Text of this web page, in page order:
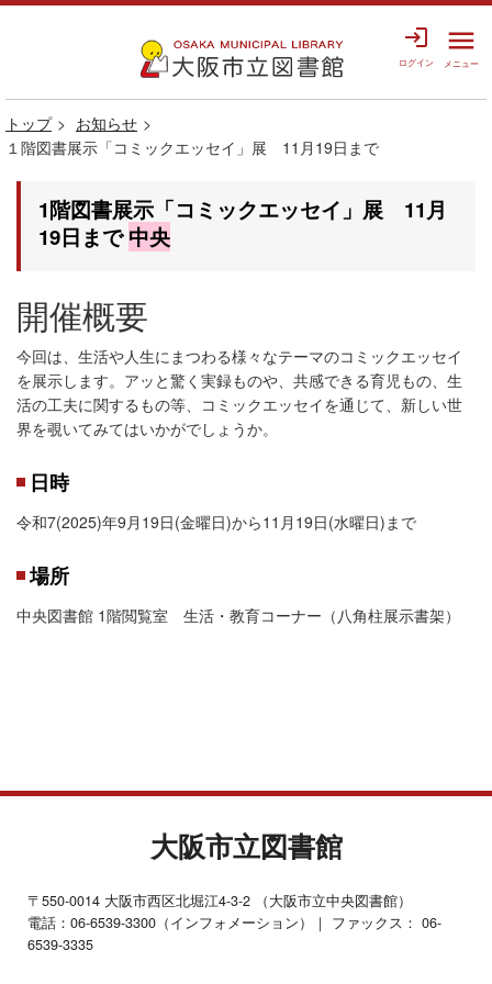
login
ログイン
menu
メニュー
トップ
お知らせ
１階図書展示「コミックエッセイ」展 11月19日まで
1階図書展示「コミックエッセイ」展 11月
19日まで中央
開催概要
今回は、生活や人生にまつわる様々なテーマのコミックエッセイ
を展示します。アッと驚く実録ものや、共感できる育児もの、生
活の工夫に関するもの等、コミックエッセイを通じて、新しい世
界を覗いてみてはいかがでしょうか。
日時
令和7(2025)年9月19日(金曜日)から11月19日(水曜日)まで
場所
中央図書館 1階閲覧室 生活・教育コーナー（八角柱展示書架）
大阪市立図書館
〒550-0014 大阪市西区北堀江4-3-2 （大阪市立中央図書館）
電話：06-6539-3300（インフォメーション）｜ ファックス： 06-
6539-3335